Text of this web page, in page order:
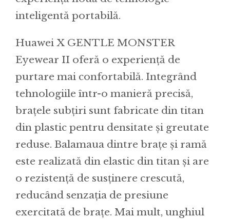
inteligentă portabilă.
Huawei X GENTLE MONSTER
Eyewear II oferă o experiență de
purtare mai confortabilă. Integrând
tehnologiile într-o manieră precisă,
brațele subțiri sunt fabricate din titan
din plastic pentru densitate și greutate
reduse. Balamaua dintre brațe și ramă
este realizată din elastic din titan și are
o rezistență de susținere crescută,
reducând senzația de presiune
exercitată de brațe. Mai mult, unghiul